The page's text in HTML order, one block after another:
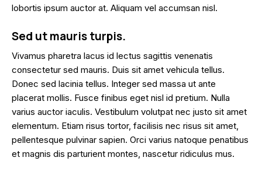
lobortis ipsum auctor at. Aliquam vel accumsan nisl.
Sed ut mauris turpis.
Vivamus pharetra lacus id lectus sagittis venenatis
consectetur sed mauris. Duis sit amet vehicula tellus.
Donec sed lacinia tellus. Integer sed massa ut ante
placerat mollis. Fusce finibus eget nisl id pretium. Nulla
varius auctor iaculis. Vestibulum volutpat nec justo sit amet
elementum. Etiam risus tortor, facilisis nec risus sit amet,
pellentesque pulvinar sapien. Orci varius natoque penatibus
et magnis dis parturient montes, nascetur ridiculus mus.